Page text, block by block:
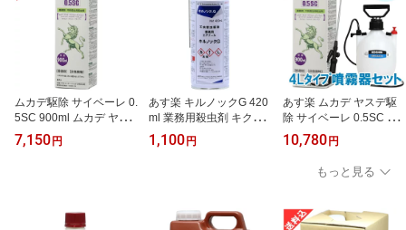
ムカデ駆除 サイベーレ 0.
5SC 900ml ムカデ ヤス
デ アリ カメムシ用殺虫
剤 害虫駆除 液体 効果 殺
7,150 円
あす楽 キルノックG 420
ml 業務用殺虫剤 キクイ
ムシ チャタテムシシバン
ムシ 駆除 アリ シミ シロ
1,100 円
あす楽 ムカデ ヤスデ駆
除 サイベーレ 0.5SC 900
ml＋4Lタイプ噴霧器セッ
ト 人気 カメムシ コオロ
ギ 殺虫剤 液体 効果 害虫
駆除 殺虫剤 壁面 予防 対
10,780 円
もっと見る